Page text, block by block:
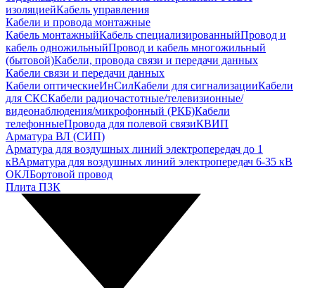
изоляциейКабель управления
Кабели и провода монтажные
Кабель монтажныйКабель специализированныйПровод и
кабель одножильныйПровод и кабель многожильный
(бытовой)Кабели, провода связи и передачи данных
Кабели связи и передачи данных
Кабели оптическиеИнСилКабели для сигнализацииКабели
для СКСКабели радиочастотные/телевизионные/
видеонаблюдения/микрофонный (РКБ)Кабели
телефонныеПровода для полевой связиКВИП
Арматура ВЛ (СИП)
Арматура для воздушных линий электропередач до 1
кВАрматура для воздушных линий электропередач 6-35 кВ
ОКЛБортовой провод
Плита ПЗК